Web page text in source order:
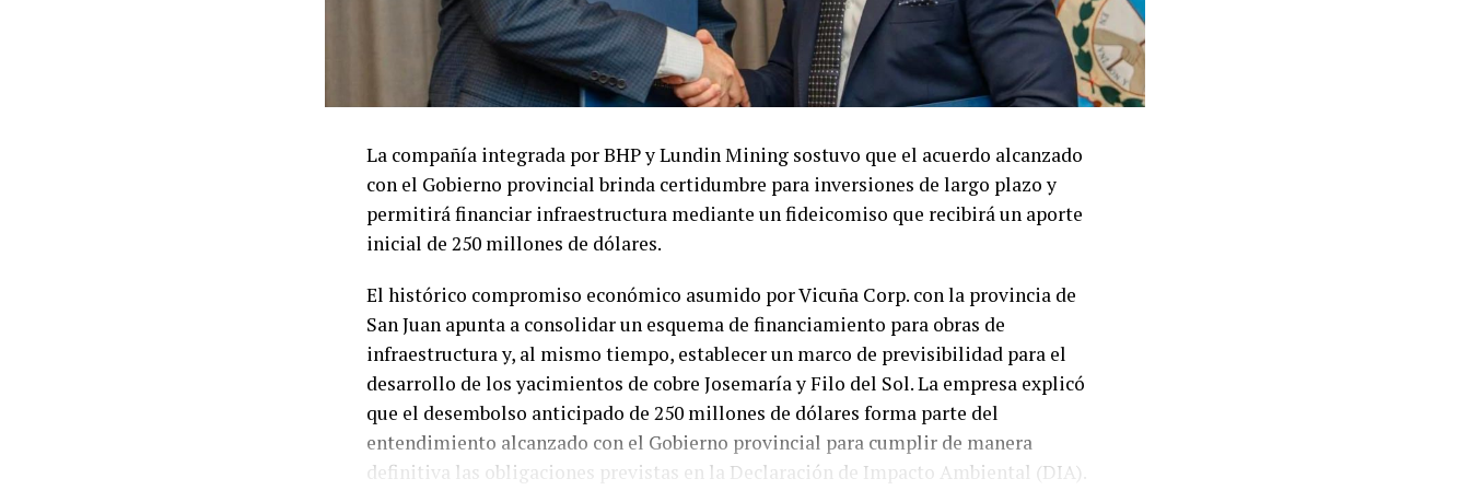
compra de vehículos prendados, una garantía que reduce significativamente el riesgo
de incumplimiento, ya que el deudor puede perder el bien adquirido en caso de no
cancelar la deuda.
mediante créditos comerciales. Sin embargo, el menor valor patrimonial de los
bienes involucrados y la posibilidad de acceder posteriormente a nuevas alternativas
de financiación reducen el incentivo para mantener las cuotas al día, una realidad
que termina afectando directamente la liquidez de los comercios.
Las cifras reflejan un fenómeno que se replica en gran parte del país. Si bien la
desaceleración de la inflación alivió parcialmente la presión sobre los ingresos
familiares, la pérdida acumulada del poder adquisitivo continúa condicionando la
capacidad de pago de miles de hogares. En ese escenario, muchos consumidores
priorizan gastos esenciales y postergan el cumplimiento de compromisos
financieros, una tendencia que mantiene en alerta al comercio sanjuanino por su
impacto sobre las ventas, el recupero de cartera y el acceso al crédito.
La compañía integrada por BHP y Lundin Mining sostuvo que el acuerdo alcanzado
con el Gobierno provincial brinda certidumbre para inversiones de largo plazo y
permitirá financiar infraestructura mediante un fideicomiso que recibirá un aporte
inicial de 250 millones de dólares.
El histórico compromiso económico asumido por Vicuña Corp. con la provincia de
San Juan apunta a consolidar un esquema de financiamiento para obras de
infraestructura y, al mismo tiempo, establecer un marco de previsibilidad para el
desarrollo de los yacimientos de cobre Josemaría y Filo del Sol. La empresa explicó
que el desembolso anticipado de 250 millones de dólares forma parte del
entendimiento alcanzado con el Gobierno provincial para cumplir de manera
definitiva las obligaciones previstas en la Declaración de Impacto Ambiental (DIA).